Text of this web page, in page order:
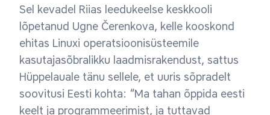
Sel kevadel Riias leedukeelse keskkooli
lõpetanud Ugne Čerenkova, kelle kooskond
ehitas Linuxi operatsioonisüsteemile
kasutajasõbralikku laadmisrakendust, sattus
Hüppelauale tänu sellele, et uuris sõpradelt
soovitusi Eesti kohta: “Ma tahan õppida eesti
keelt ja programmeerimist, ja tuttavad